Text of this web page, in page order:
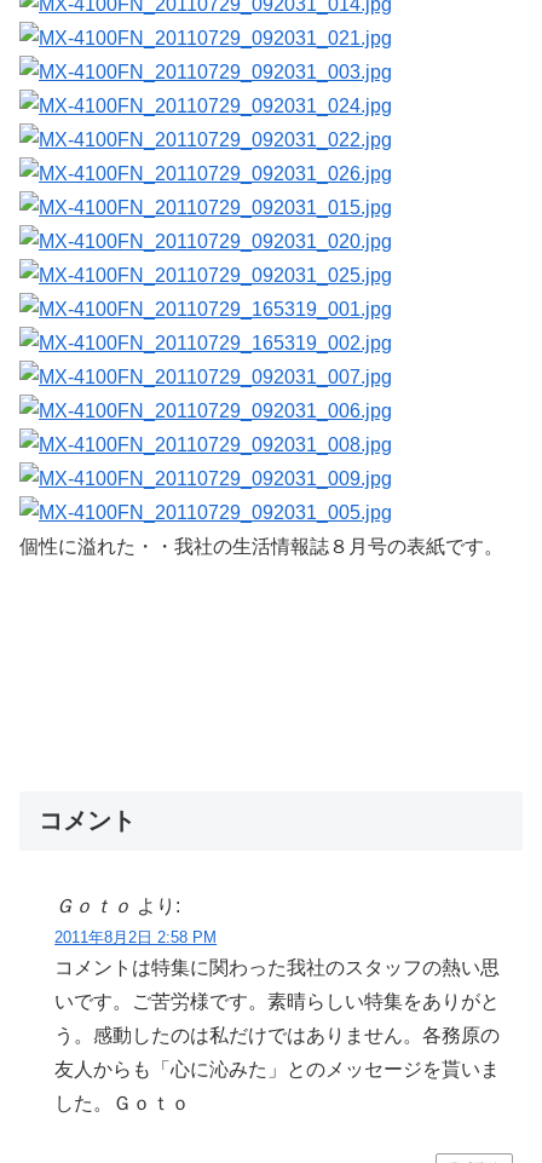
個性に溢れた・・我社の生活情報誌８月号の表紙です。
コメント
Ｇｏｔｏ より:
2011年8月2日 2:58 PM
コメントは特集に関わった我社のスタッフの熱い思
いです。ご苦労様です。素晴らしい特集をありがと
う。感動したのは私だけではありません。各務原の
友人からも「心に沁みた」とのメッセージを貰いま
した。Ｇｏｔｏ